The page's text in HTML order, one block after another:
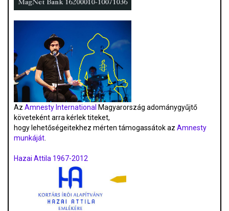
Az Amnesty International Magyarország adománygyűjtő
követeként arra kérlek titeket,
hogy lehetőségeitekhez mérten támogassátok az Amnesty
munkáját
Hazai Attila 1967-2012